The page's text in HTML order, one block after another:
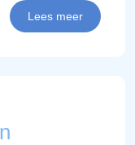
Lees meer